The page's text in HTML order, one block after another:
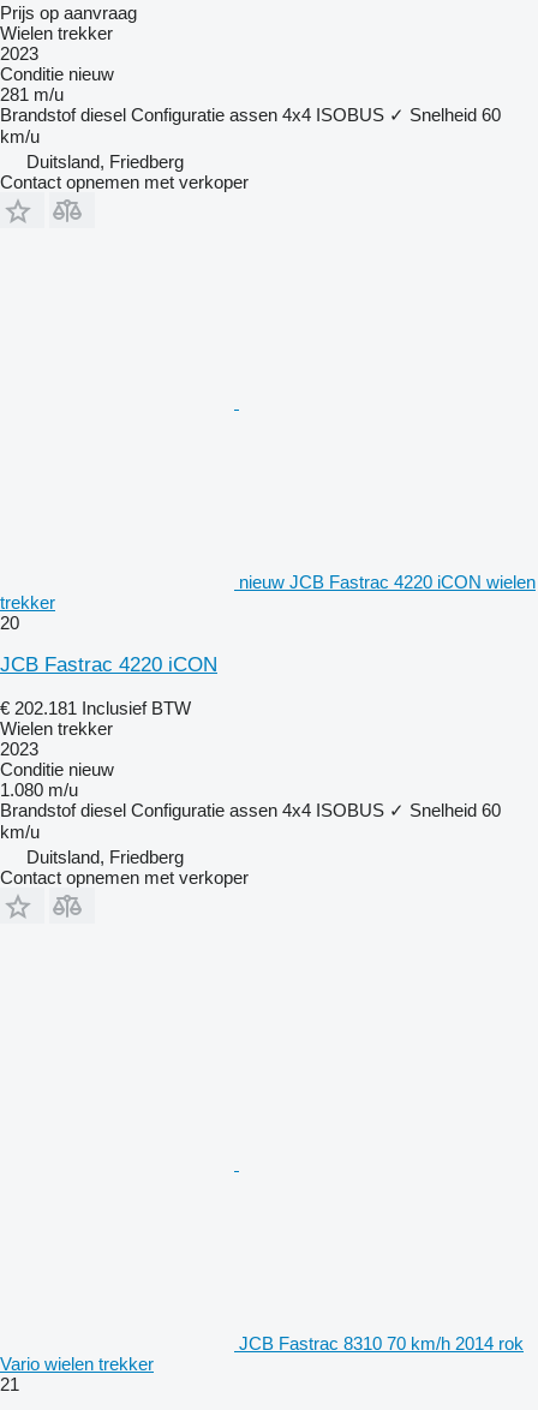
Prijs op aanvraag
Wielen trekker
2023
Conditie nieuw
281 m/u
Brandstof diesel Configuratie assen 4x4 ISOBUS ✓ Snelheid 60
km/u
Duitsland, Friedberg
Contact opnemen met verkoper
nieuw JCB Fastrac 4220 iCON wielen
trekker
20
JCB Fastrac 4220 iCON
€ 202.181 Inclusief BTW
Wielen trekker
2023
Conditie nieuw
1.080 m/u
Brandstof diesel Configuratie assen 4x4 ISOBUS ✓ Snelheid 60
km/u
Duitsland, Friedberg
Contact opnemen met verkoper
JCB Fastrac 8310 70 km/h 2014 rok
Vario wielen trekker
21